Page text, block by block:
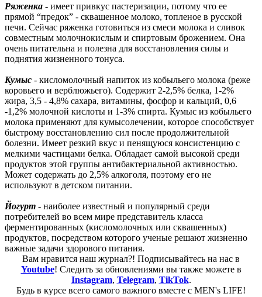
Ряженка - имеет привкус пастеризации, потому что ее
прямой “предок” - сквашенное молоко, топленое в русской
печи. Сейчас ряженка готовиться из смеси молока и сливок
совместным молочнокислым и спиртовым брожением. Она
очень питательна и полезна для восстановления силы и
поднятия жизненного тонуса.
Кумыс - кисломолочный напиток из кобыльего молока (реже
коровьего и верблюжьего). Содержит 2-2,5% белка, 1-2%
жира, 3,5 - 4,8% сахара, витамины, фосфор и кальций, 0,6
-1,2% молочной кислоты и 1-3% спирта. Кумыс из кобыльего
молока применяют для кумысолечении, которое способствует
быстрому восстановлению сил после продолжительной
болезни. Имеет резкий вкус и пенящуюся консистенцию с
мелкими частицами белка. Обладает самой высокой среди
продуктов этой группы антибактериальной активностью.
Может содержать до 2,5% алкоголя, поэтому его не
используют в детском питании.
Йогурт - наиболее известный и популярный среди
потребителей во всем мире представитель класса
ферментированных (кисломолочных или сквашенных)
продуктов, посредством которого ученые решают жизненно
важные задачи здорового питания.
Вам нравится наш журнал?! Подписывайтесь на нас в
Youtube! Следить за обновлениями вы также можете в
Instagram, Telegram, TikTok.
Будь в курсе всего самого важного вместе с MEN's LIFE!